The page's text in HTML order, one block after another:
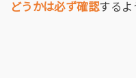
どうかは必ず確認するよ